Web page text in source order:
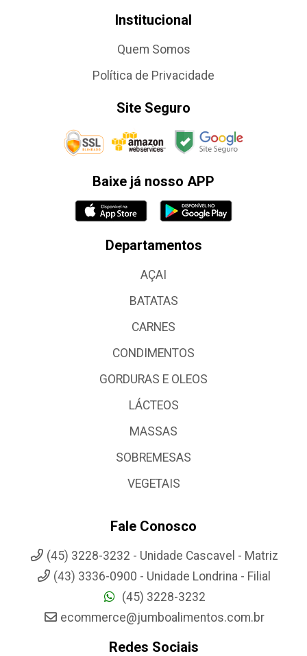
Institucional
Quem Somos
Política de Privacidade
Site Seguro
Baixe já nosso APP
Departamentos
AÇAI
BATATAS
CARNES
CONDIMENTOS
GORDURAS E OLEOS
LÁCTEOS
MASSAS
SOBREMESAS
VEGETAIS
Fale Conosco
(45) 3228-3232 - Unidade Cascavel - Matriz
(43) 3336-0900 - Unidade Londrina - Filial
(45) 3228-3232
ecommerce@jumboalimentos.com.br
Redes Sociais